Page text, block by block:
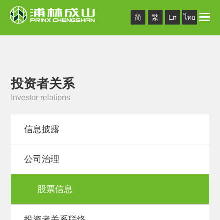
简 繁 En ไทย Toggle
投资者关系
Investor relations
信息披露
公司治理
股票信息